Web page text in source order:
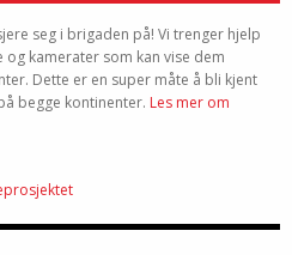
seg i brigaden på! Vi trenger hjelp
kamerater som kan vise dem
Dette er en super måte å bli kjent
begge kontinenter. Les mer om